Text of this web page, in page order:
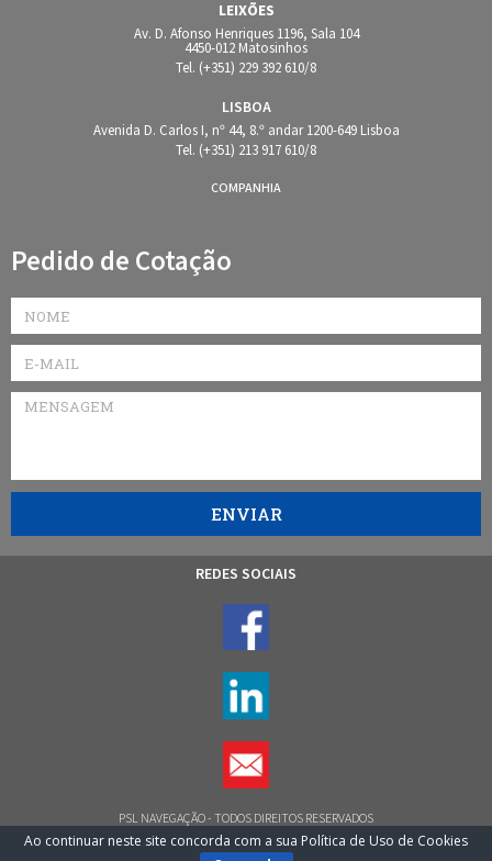
LEIXÕES
Av. D. Afonso Henriques 1196, Sala 104
4450-012 Matosinhos
Tel. (+351) 229 392 610/8
LISBOA
Avenida D. Carlos I, nº 44, 8.º andar 1200-649 Lisboa
Tel. (+351) 213 917 610/8
COMPANHIA
Pedido de Cotação
ENVIAR
REDES SOCIAIS
PSL NAVEGAÇÃO- TODOS DIREITOS RESERVADOS
POLÍTICA DE PRIVACIDADE
Ao continuar neste site concorda com a sua Política de Uso de Cookies